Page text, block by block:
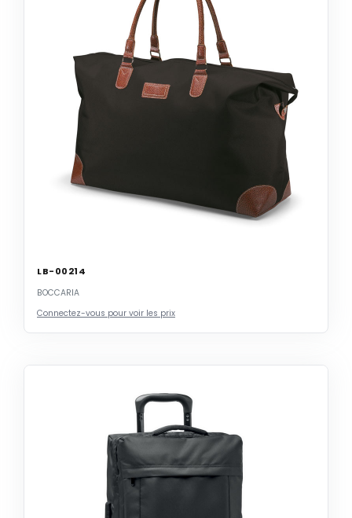
LB-00214
BOCCARIA
Connectez-vous pour voir les prix